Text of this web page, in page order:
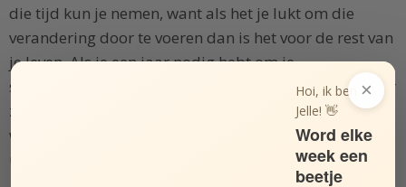
die tijd kun je nemen, want als het je lukt om die
verandering door te voeren dan is het voor de rest van
je leven. Als je een jaar nodig hebt om je
suikerverslaving overboord te gooien, dan is dat maar
zo. Je zult er vervolgens
van profiteren, dus
wat geeft het dat je aanpassing een paar maanden
×
Hoi, ik ben
Jelle! 👋
Word elke
week een
beetje